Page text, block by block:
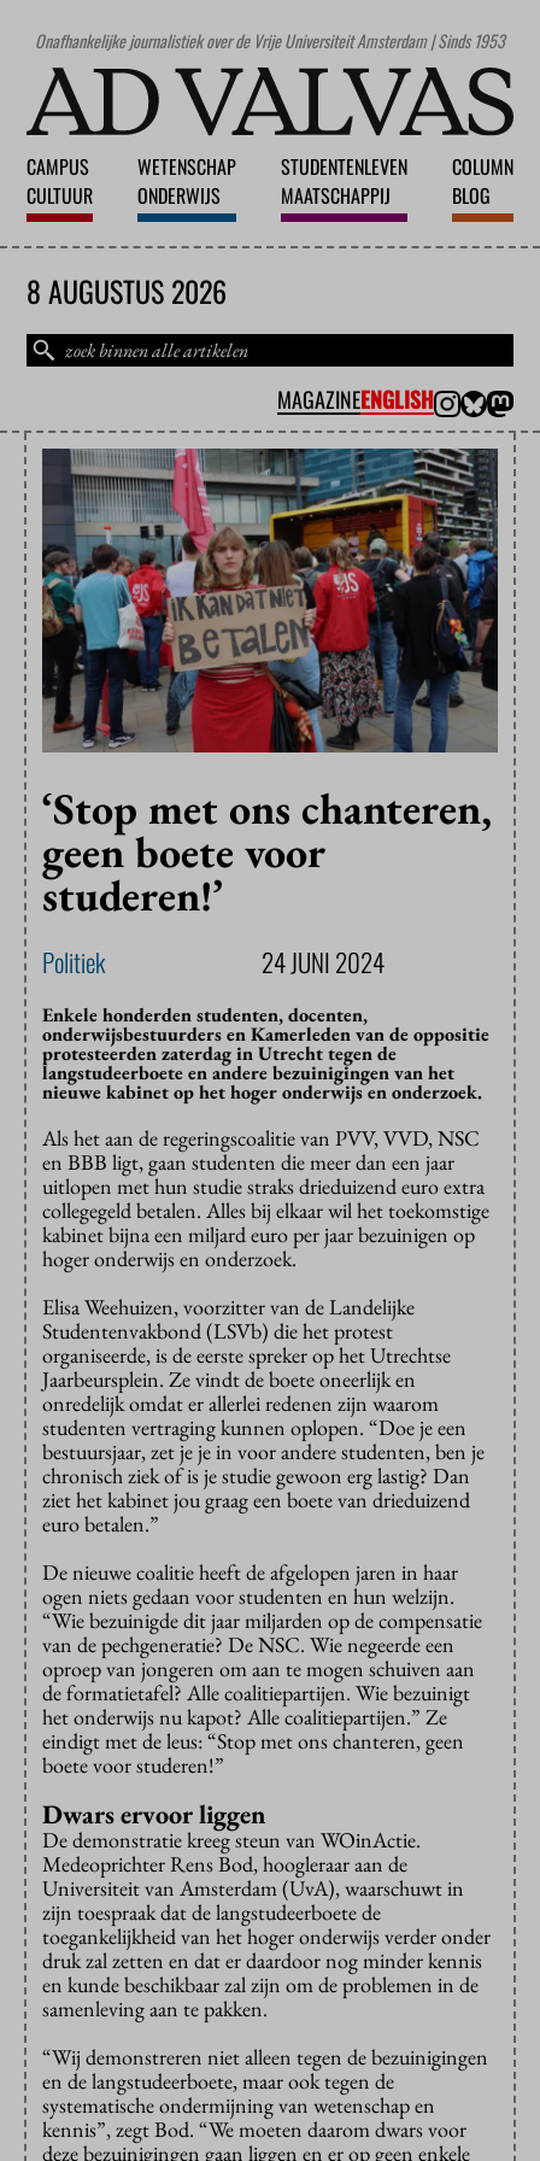
Onafhankelijke journalistiek over de Vrije Universiteit Amsterdam | Sinds 1953
CAMPUS
CULTUUR
WETENSCHAP
ONDERWIJS
STUDENTENLEVEN
MAATSCHAPPIJ
COLUMN
BLOG
8 AUGUSTUS 2026
MAGAZINEENGLISH
‘Stop met ons chanteren,
geen boete voor
studeren!’
Politiek 24 JUNI 2024
Enkele honderden studenten, docenten,
onderwijsbestuurders en Kamerleden van de oppositie
protesteerden zaterdag in Utrecht tegen de
langstudeerboete en andere bezuinigingen van het
nieuwe kabinet op het hoger onderwijs en onderzoek.
Als het aan de regeringscoalitie van PVV, VVD, NSC
en BBB ligt, gaan studenten die meer dan een jaar
uitlopen met hun studie straks drieduizend euro extra
collegegeld betalen. Alles bij elkaar wil het toekomstige
kabinet bijna een miljard euro per jaar bezuinigen op
hoger onderwijs en onderzoek.
Elisa Weehuizen, voorzitter van de Landelijke
Studentenvakbond (LSVb) die het protest
organiseerde, is de eerste spreker op het Utrechtse
Jaarbeursplein. Ze vindt de boete oneerlijk en
onredelijk omdat er allerlei redenen zijn waarom
studenten vertraging kunnen oplopen. “Doe je een
bestuursjaar, zet je je in voor andere studenten, ben je
chronisch ziek of is je studie gewoon erg lastig? Dan
ziet het kabinet jou graag een boete van drieduizend
euro betalen.”
De nieuwe coalitie heeft de afgelopen jaren in haar
ogen niets gedaan voor studenten en hun welzijn.
“Wie bezuinigde dit jaar miljarden op de compensatie
van de pechgeneratie? De NSC. Wie negeerde een
oproep van jongeren om aan te mogen schuiven aan
de formatietafel? Alle coalitiepartijen. Wie bezuinigt
het onderwijs nu kapot? Alle coalitiepartijen.” Ze
eindigt met de leus: “Stop met ons chanteren, geen
boete voor studeren!”
Dwars ervoor liggen
De demonstratie kreeg steun van WOinActie.
Medeoprichter Rens Bod, hoogleraar aan de
Universiteit van Amsterdam (UvA), waarschuwt in
zijn toespraak dat de langstudeerboete de
toegankelijkheid van het hoger onderwijs verder onder
druk zal zetten en dat er daardoor nog minder kennis
en kunde beschikbaar zal zijn om de problemen in de
samenleving aan te pakken.
“Wij demonstreren niet alleen tegen de bezuinigingen
en de langstudeerboete, maar ook tegen de
systematische ondermijning van wetenschap en
kennis”, zegt Bod. “We moeten daarom dwars voor
deze bezuinigingen gaan liggen en er op geen enkele